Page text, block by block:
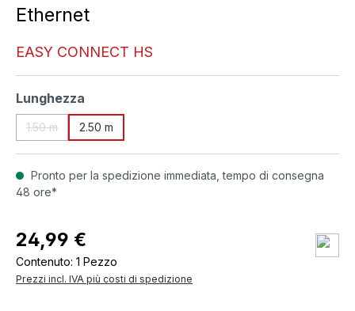
Ethernet
EASY CONNECT HS
Seleziona
Lunghezza
1.50 m 2.50 m
Pronto per la spedizione immediata, tempo di consegna
48 ore*
24,99 €
Contenuto: 1 Pezzo
Prezzi incl. IVA più costi di spedizione